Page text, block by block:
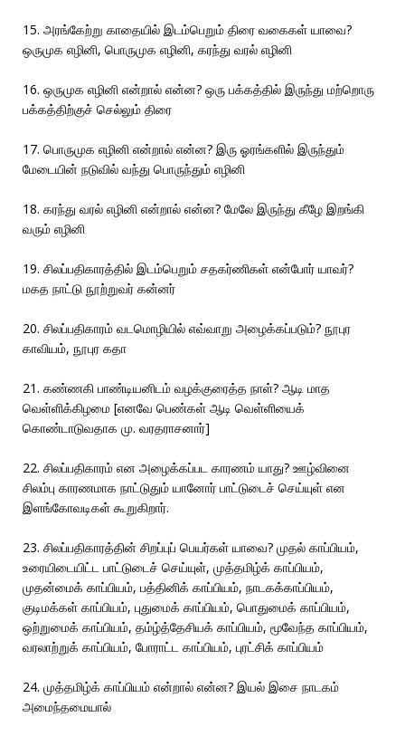
15. அரங்கேற்று காதையில் இடம்பெறும் திரை வகைகள் யாவை?
ஒருமுக எழினி, பொருமுக எழினி, கரந்து வரல் எழினி
16. ஒருமுக எழினி என்றால் என்ன? ஒரு பக்கத்தில் இருந்து மற்றொரு
பக்கத்திற்குச் செல்லும் திரை
17. பொருமுக எழினி என்றால் என்ன? இரு ஓரங்களில் இருந்தும்
மேடையின் நடுவில் வந்து பொருந்தும் எழினி
18. கரந்து வரல் எழினி என்றால் என்ன? மேலே இருந்து கீழே இறங்கி
வரும் எழினி
19. சிலப்பதிகாரத்தில் இடம்பெறும் சதகர்ணிகள் என்போர் யாவர்?
மகத நாட்டு நூற்றுவர் கன்னர்
20. சிலப்பதிகாரம் வடமொழியில் எவ்வாறு அழைக்கப்படும்? நூபுர
காவியம், நூபுர கதா
21. கண்ணகி பாண்டியனிடம் வழக்குரைத்த நாள்? ஆடி மாத
வெள்ளிக்கிழமை [எனவே பெண்கள் ஆடி வெள்ளியைக்
கொண்டாடுவதாக மு. வரதராசனார்]
22. சிலப்பதிகாரம் என அழைக்கப்பட காரணம் யாது? ஊழ்வினை
சிலம்பு காரணமாக நாட்டுதும் யானோர் பாட்டுடைச் செய்யுள் என
இளங்கோவடிகள் கூறுகிறார்.
23. சிலப்பதிகாரத்தின் சிறப்புப் பெயர்கள் யாவை? முதல் காப்பியம்,
உரையிடையிட்ட பாட்டுடைச் செய்யுள், முத்தமிழ்க் காப்பியம்,
முதன்மைக் காப்பியம், பத்தினிக் காப்பியம், நாடகக்காப்பியம்,
குடிமக்கள் காப்பியம், புதுமைக் காப்பியம், பொதுமைக் காப்பியம்,
ஒற்றுமைக் காப்பியம், தம்ழ்த்தேசியக் காப்பியம், மூவேந்த காப்பியம்,
வரலாற்றுக் காப்பியம், போராட்ட காப்பியம், புரட்சிக் காப்பியம்
24. முத்தமிழ்க் காப்பியம் என்றால் என்ன? இயல் இசை நாடகம்
அமைந்தமையால்